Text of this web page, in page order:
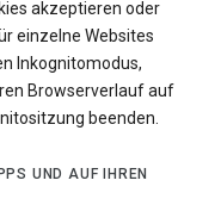
akzeptieren oder
einzelne Websites
Inkognitomodus,
Browserverlauf auf
beenden.
UND AUF IHREN